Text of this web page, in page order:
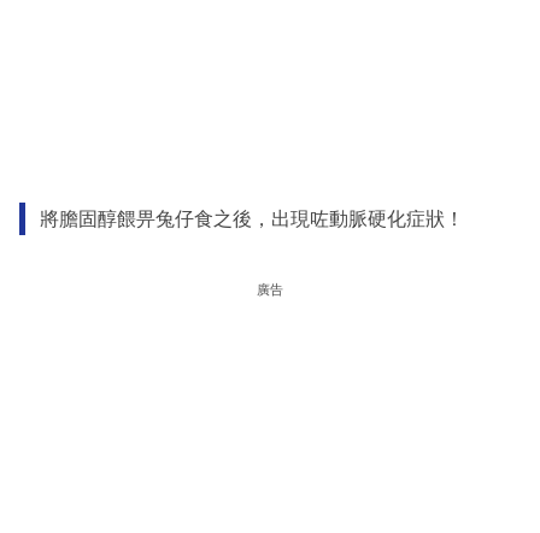
將膽固醇餵畀兔仔食之後，出現咗動脈硬化症狀！
廣告